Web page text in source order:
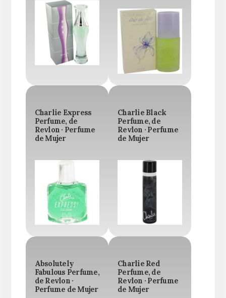
Charlie Express
Perfume, de
Revlon · Perfume
de Mujer
Charlie Black
Perfume, de
Revlon · Perfume
de Mujer
Absolutely
Fabulous Perfume,
de Revlon ·
Perfume de Mujer
Charlie Red
Perfume, de
Revlon · Perfume
de Mujer